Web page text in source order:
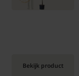
Bekijk product